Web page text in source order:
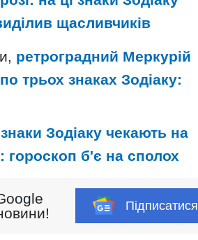
щасливчиків
ретроградний Меркурій
трьох знаках Зодіаку:
знаки Зодіаку чекають на
гороскоп б'є на сполох
Підписатися